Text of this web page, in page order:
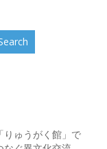
りゅうがく館」で